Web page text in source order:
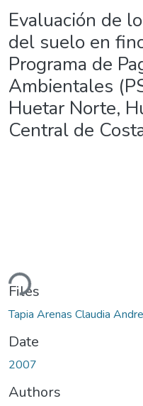
Evaluación de
del suelo en
Programa de
Ambientales
Huetar Norte,
Central de
Files
Tapia Arenas Claudia
Date
2007
Authors